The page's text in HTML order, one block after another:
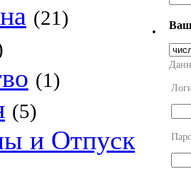
(21)
(1)
(5)
и Отпуск
•
Ваш